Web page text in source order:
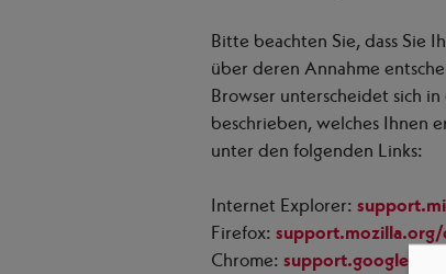
Bitte beachten Sie, dass Sie
über deren Annahme
Browser unterscheidet sich
beschrieben, welches Ihnen
unter den folgenden Links:
Internet Explorer:
Firefox:
Chrome: